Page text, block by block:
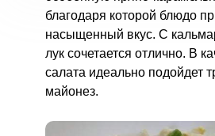
благодаря которой блюдо
насыщенный вкус. С
лук сочетается отлично. В
салата идеально подойдет
майонез.